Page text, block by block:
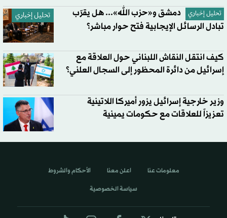
تحليل إخباري تحليل إخباري
دمشق و«حزب الله»... هل يقرّب
تبادل الرسائل الإيجابية فتح حوار مباشر؟
كيف انتقل النقاش اللبناني حول العلاقة مع
إسرائيل من دائرة المحظور إلى السجال العلني؟
وزير خارجية إسرائيل يزور أميركا اللاتينية
تعزيزاً للعلاقات مع حكومات يمينية
معلومات عنا اعلن معنا الأحكام والشروط
سياسة الخصوصية